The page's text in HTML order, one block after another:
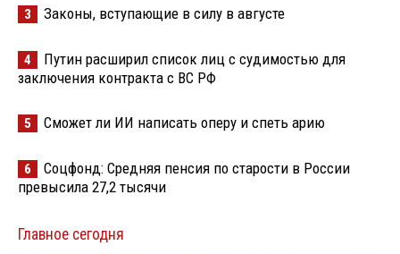
3 Законы, вступающие в силу в августе
4
Путин расширил список лиц с судимостью для
заключения контракта с ВС РФ
5 Сможет ли ИИ написать оперу и спеть арию
6
Соцфонд: Средняя пенсия по старости в России
превысила 27,2 тысячи
Главное сегодня